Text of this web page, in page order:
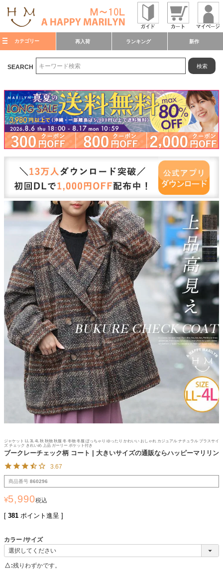
カテゴリー 再入荷 ランキング 新作
SEARCH 検索
ジャケット LL 3L 4L 秋 秋物 秋服 冬 冬物 冬服 ぽっちゃり ゆったり かわいい おしゃれ カジュアル ナチュラル プラスサイ
ズ チェック きれいめ 上品 ガーリー ポケット付き
ブークレーチェック柄 コート | 大きいサイズの通販ならハッピーマリリン
3.67
商品番号 860296
¥5,990税込
[ 381 ポイント進呈 ]
カラー サイズ
△ 残りわずかです。